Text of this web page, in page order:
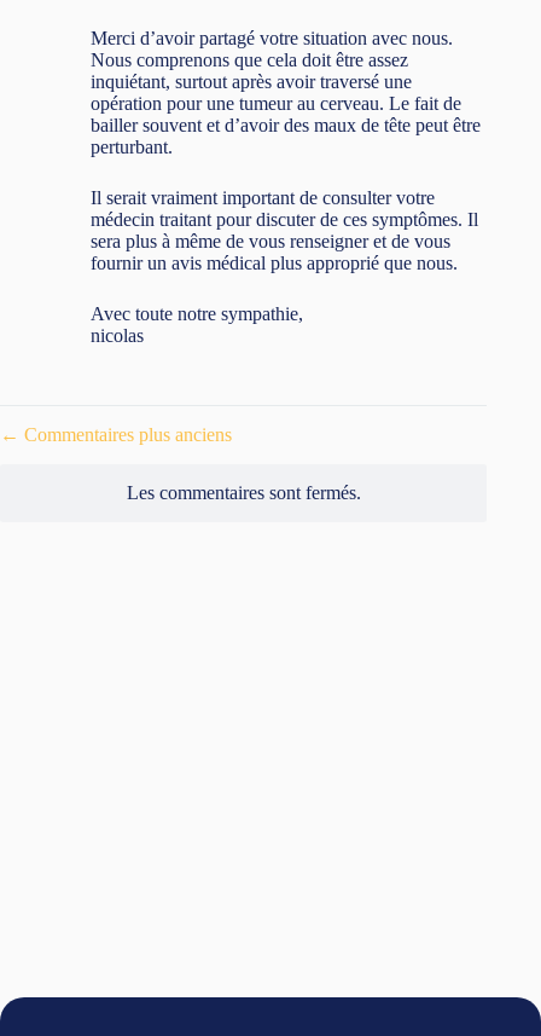
Merci d’avoir partagé votre situation avec nous.
Nous comprenons que cela doit être assez
inquiétant, surtout après avoir traversé une
opération pour une tumeur au cerveau. Le fait de
bailler souvent et d’avoir des maux de tête peut être
perturbant.
Il serait vraiment important de consulter votre
médecin traitant pour discuter de ces symptômes. Il
sera plus à même de vous renseigner et de vous
fournir un avis médical plus approprié que nous.
Avec toute notre sympathie,
nicolas
des
← Commentaires plus anciens
Les commentaires sont fermés.